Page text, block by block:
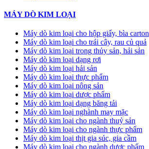
MÁY DÒ KIM LOẠI
Máy dò kim loại cho hộp giấy, bìa carton
Máy dò kim loại cho trái cây, rau củ quả
Máy dò kim loại trong thủy sản, hải sản
Máy dò kim loại dạng rơi
Máy dò kim loại hải sản
Máy dò kim loại thực phẩm
Máy dò kim loại nông sản
Máy dò kim loại dược phẩm
Máy dò kim loại dạng băng tải
Máy dò kim loại nghành may mặc
Máy dò kim loại cho ngành thuỷ sản
Máy dò kim loại cho ngành thực phẩm
Máy dò kim loại thịt gia súc, gia cầm
Máy dò kim loại cho ngành dược phẩm